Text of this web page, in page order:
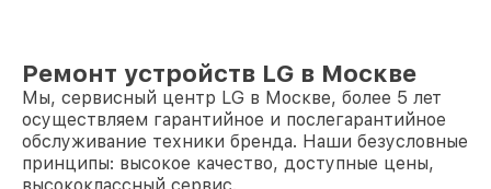
Ремонт устройств LG в Москве
Мы, сервисный центр LG в Москве, более 5 лет
осуществляем гарантийное и послегарантийное
обслуживание техники бренда. Наши безусловные
принципы: высокое качество, доступные цены,